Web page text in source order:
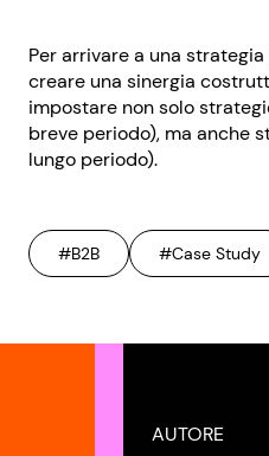
Per arrivare a una
creare una sinergia
impostare non solo
breve periodo), ma anche
lungo periodo).
#B2B #Case Study
AUTORE